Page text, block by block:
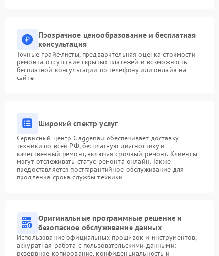
Прозрачное ценообразование и бесплатная
консультация
Точные прайс-листы, предварительная оценка стоимости
ремонта, отсутствие скрытых платежей и возможность
бесплатной консультации по телефону или онлайн на
сайте
Широкий спектр услуг
Сервисный центр Gaggenau обеспечивает доставку
техники по всей РФ, бесплатную диагностику и
качественный ремонт, включая срочный ремонт. Клиенты
могут отслеживать статус ремонта онлайн. Также
предоставляется постгарантийное обслуживание для
продления срока службы техники
Оригинальные программные решение и
безопасное обслуживание данных
Использование официальных прошивок и инструментов,
аккуратная работа с пользовательскими данными:
резервное копирование, конфиденциальность и